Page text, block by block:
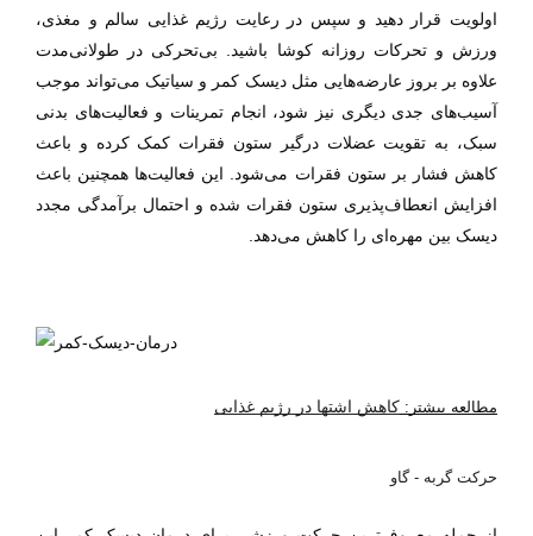
اولویت قرار دهید و سپس در رعایت رژیم غذایی سالم و مغذی،
ورزش و تحرکات روزانه کوشا باشید. بی‌تحرکی در طولانی‌مدت
علاوه بر بروز عارضه‌هایی مثل دیسک کمر و سیاتیک می‌تواند موجب
آسیب‌های جدی دیگری نیز شود، انجام تمرینات و فعالیت‌های بدنی
سبک، به تقویت عضلات درگیر ستون فقرات کمک کرده و باعث
کاهش فشار بر ستون فقرات می‌شود. این فعالیت‌ها همچنین باعث
افزایش انعطاف‌پذیری ستون فقرات شده و احتمال برآمدگی مجدد
دیسک بین مهره‌ای را کاهش می‌دهد.
مطالعه بیشتر: کاهش اشتها در رژیم غذایی
حرکت گربه - گاو